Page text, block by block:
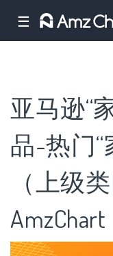
☰
亚马逊“
品-热门“
（上级
AmzChart